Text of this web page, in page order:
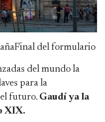
del formulario
del mundo la
para la
futuro. Gaudí ya la
XIX.